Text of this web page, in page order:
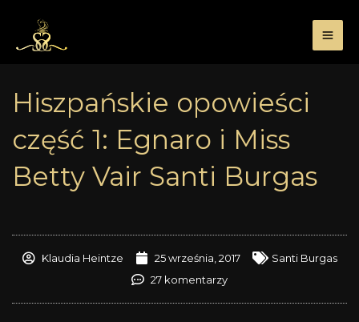
treści
Hiszpańskie opowieści
część 1: Egnaro i Miss
Betty Vair Santi Burgas
Klaudia Heintze 25 września, 2017
Santi Burgas
27 komentarzy